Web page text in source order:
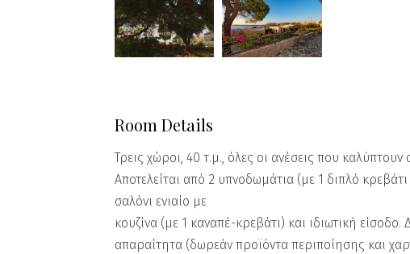
Room Details
​Τρεις χώροι, 40 τ.μ., όλες οι ανέσεις που
Αποτελείται από 2 υπνοδωμάτια (με 1 διπλό
σαλόνι ενιαίο με
κουζίνα (με 1 καναπέ-κρεβάτι) και ιδιωτική
απαραίτητα (δωρεάν προϊόντα περιποίησης και